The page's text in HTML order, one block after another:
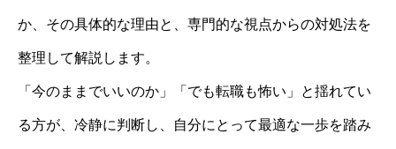
か、その具体的な理由と、専門的な視点からの対処法を
整理して解説します。
「今のままでいいのか」「でも転職も怖い」と揺れてい
る方が、冷静に判断し、自分にとって最適な一歩を踏み